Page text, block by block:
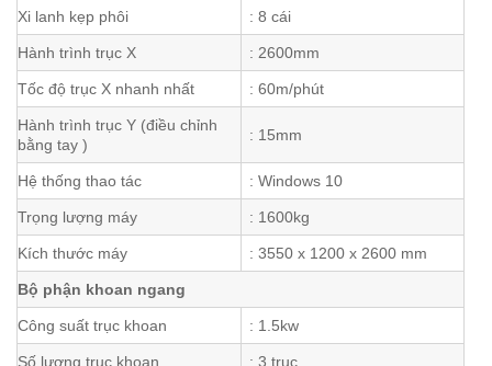
Xi lanh kẹp phôi : 8 cái
Hành trình trục X : 2600mm
Tốc độ trục X nhanh nhất : 60m/phút
Hành trình trục Y (điều chỉnh
bằng tay )
: 15mm
Hệ thống thao tác : Windows 10
Trọng lượng máy : 1600kg
Kích thước máy : 3550 x 1200 x 2600 mm
Bộ phận khoan ngang
Công suất trục khoan : 1.5kw
Số lượng trục khoan : 3 trục